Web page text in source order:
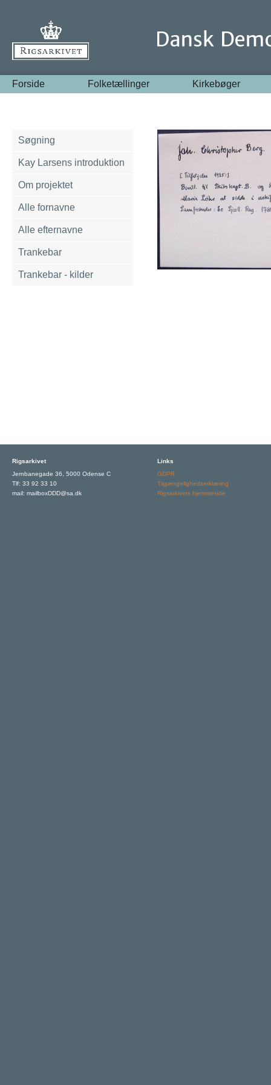
Forside Folketællinger Kirkebøger
Søgning
Kay Larsens introduktion
Om projektet
Alle fornavne
Alle efternavne
Trankebar
Trankebar - kilder
Rigsarkivet
Jernbanegade 36, 5000 Odense C
Tlf: 33 92 33 10
mail: mailboxDDD@sa.dk
Links
GDPR
Tilgængelighedserklæring
Rigsarkivets hjemmeside